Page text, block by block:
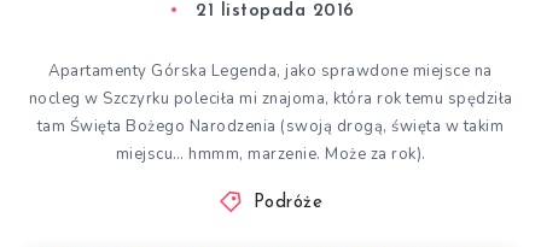
21 listopada 2016
Apartamenty Górska Legenda, jako sprawdone miejsce na
nocleg w Szczyrku poleciła mi znajoma, która rok temu spędziła
tam Święta Bożego Narodzenia (swoją drogą, święta w takim
miejscu… hmmm, marzenie. Może za rok).
Podróże